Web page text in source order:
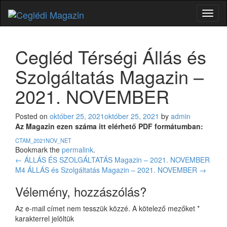
Cegléd Térségi Állás és
Szolgáltatás Magazin –
2021. NOVEMBER
Posted on október 25, 2021október 25, 2021 by admin
Az Magazin ezen száma itt elérhető PDF formátumban:
CTAM_2021NOV_NET
Bookmark the permalink.
Bejegyzés
navigáció
← ÁLLÁS ÉS SZOLGÁLTATÁS Magazin – 2021. NOVEMBER
M4 ÁLLÁS és Szolgáltatás Magazin – 2021. NOVEMBER →
Vélemény, hozzászólás?
Az e-mail címet nem tesszük közzé. A kötelező mezőket *
karakterrel jelöltük